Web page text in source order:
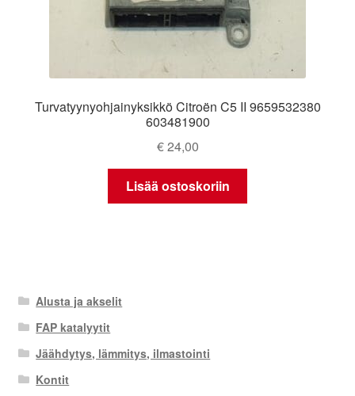
Turvatyynyohjainyksikkö Citroën C5 II 9659532380
603481900
€24,00
Lisää ostoskoriin
Alusta ja akselit
FAP katalyytit
Jäähdytys, lämmitys, ilmastointi
Kontit